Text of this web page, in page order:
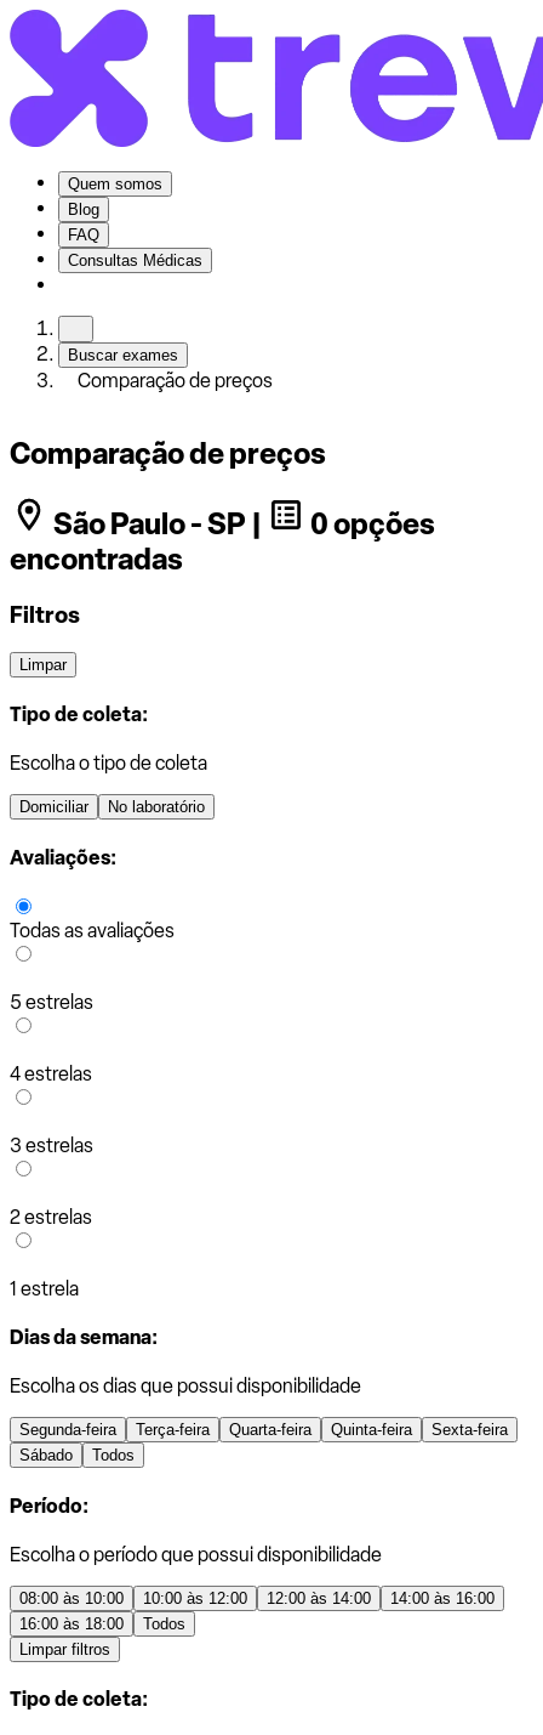
Quem somos
Blog
FAQ
Consultas Médicas
Buscar exames
Comparação de preços
Comparação de preços
São Paulo - SP |
0 opções
encontradas
Filtros
Limpar
Tipo de coleta:
Escolha o tipo de coleta
Domiciliar No laboratório
Avaliações:
Todas as avaliações
5 estrelas
4 estrelas
3 estrelas
2 estrelas
1 estrela
Dias da semana:
Escolha os dias que possui disponibilidade
Segunda-feira Terça-feira Quarta-feira Quinta-feira
Sexta-feira
Sábado
Todos
Período:
Escolha o período que possui disponibilidade
08:00 às 10:00 10:00 às 12:00 12:00 às 14:00
14:00 às 16:00
16:00 às 18:00
Todos
Limpar filtros
Tipo de coleta: